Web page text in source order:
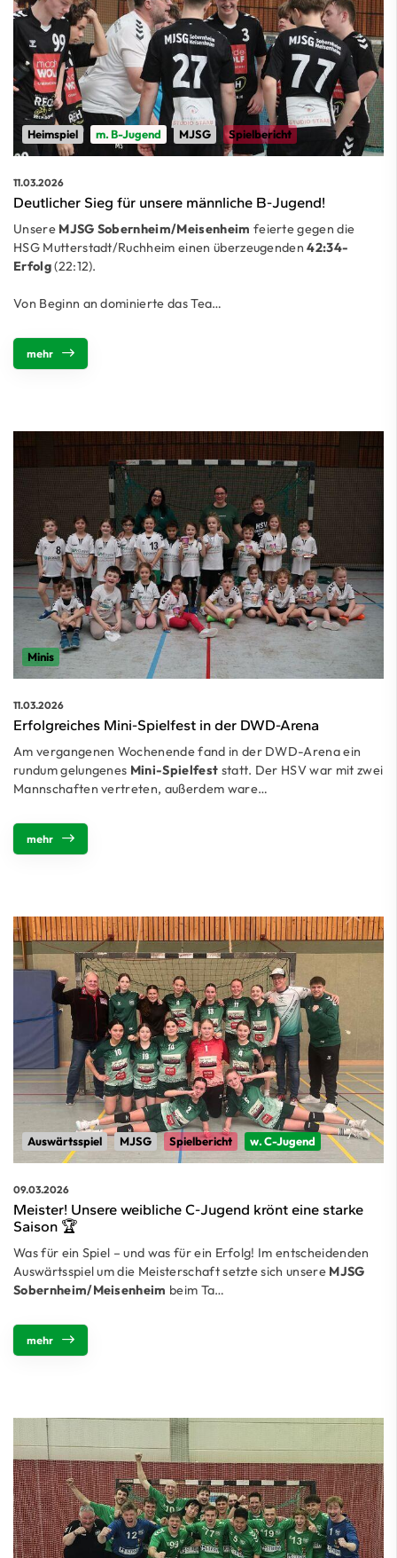
Heimspiel m. B-Jugend MJSG Spielbericht
11.03.2026
Deutlicher Sieg für unsere männliche B-Jugend!
Unsere MJSG Sobernheim/Meisenheim feierte gegen die
HSG Mutterstadt/Ruchheim einen überzeugenden42:34-
Erfolg(22:12).
Von Beginn an dominierte das Tea…
mehr
Minis
11.03.2026
Erfolgreiches Mini-Spielfest in der DWD-Arena
Am vergangenen Wochenende fand in der DWD-Arena ein
rundum gelungenes Mini-Spielfest statt. Der HSV war mit zwei
Mannschaften vertreten, außerdem ware…
mehr
Auswärtsspiel MJSG Spielbericht w. C-Jugend
09.03.2026
Meister! Unsere weibliche C-Jugend krönt eine starke
Saison 🏆
Was für ein Spiel – und was für ein Erfolg! Im entscheidenden
Auswärtsspiel um die Meisterschaft setzte sich unsere MJSG
Sobernheim/Meisenheim beim Ta…
mehr